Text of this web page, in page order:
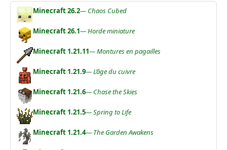
Minecraft 26.2— Chaos Cubed
Minecraft 26.1— Horde miniature
Minecraft 1.21.11— Montures en pagailles
Minecraft 1.21.9— L’âge du cuivre
Minecraft 1.21.6— Chase the Skies
Minecraft 1.21.5— Spring to Life
Minecraft 1.21.4— The Garden Awakens